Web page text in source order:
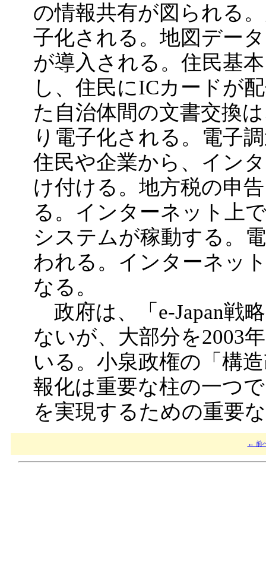
の情報共有が図られる
子化される。地図デー
が導入される。住民基
し、住民にICカードが
た自治体間の文書交換
り電子化される。電子
住民や企業から、イン
け付ける。地方税の申
る。インターネット上
システムが稼動する。
われる。インターネッ
なる。
政府は、「e-Japan戦
ないが、大部分を2003
いる。小泉政権の「構
報化は重要な柱の一つ
を実現するための重要
← 前